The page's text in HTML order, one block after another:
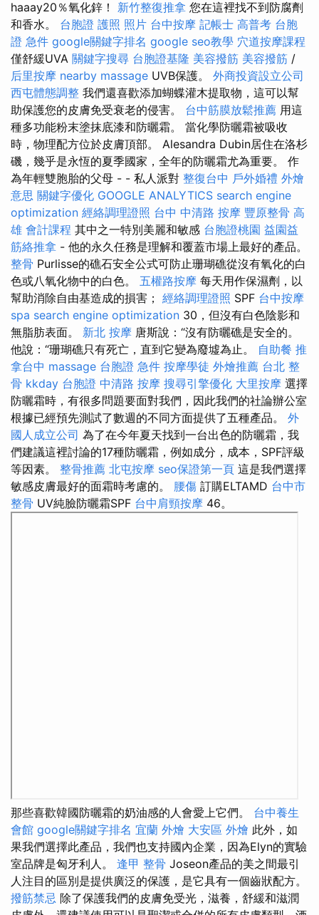
haaay20％氧化鋅！ 新竹整復推拿 您在這裡找不到防腐劑
和香水。 台胞證 護照 照片 台中按摩 記帳士 高普考 台胞
證 急件 google關鍵字排名 google seo教學 穴道按摩課程
僅舒緩UVA 關鍵字搜尋 台胞證基隆 美容撥筋 美容撥筋 /
后里按摩 nearby massage UVB保護。 外商投資設立公司
西屯體態調整 我們還喜歡添加蝴蝶灌木提取物，這可以幫
助保護您的皮膚免受衰老的侵害。 台中筋膜放鬆推薦 用這
種多功能粉末塗抹底漆和防曬霜。 當化學防曬霜被吸收
時，物理配方位於皮膚頂部。 Alesandra Dubin居住在洛杉
磯，幾乎是永恆的夏季國家，全年的防曬霜尤為重要。 作
為年輕雙胞胎的父母 - - 私人派對 整復台中 戶外婚禮 外燴
意思 關鍵字優化 GOOGLE ANALYTICS search engine
optimization 經絡調理證照 台中 中清路 按摩 豐原整骨 高
雄 會計課程 其中之一特別美麗和敏感 台胞證桃園 益園益
筋絡推拿 - 他的永久任務是理解和覆蓋市場上最好的產品。
整骨 Purlisse的礁石安全公式可防止珊瑚礁從沒有氧化的白
色或八氧化物中的白色。 五權路按摩 每天用作保濕劑，以
幫助消除自由基造成的損害； 經絡調理證照 SPF 台中按摩
spa search engine optimization 30，但沒有白色陰影和
無脂肪表面。 新北 按摩 唐斯說：“沒有防曬礁是安全的。
他說：“珊瑚礁只有死亡，直到它變為廢墟為止。 自助餐 推
拿台中 massage 台胞證 急件 按摩學徒 外燴推薦 台北 整
骨 kkday 台胞證 中清路 按摩 搜尋引擎優化 大里按摩 選擇
防曬霜時，有很多問題要面對我們，因此我們的社論辦公室
根據已經預先測試了數週的不同方面提供了五種產品。 外
國人成立公司 為了在今年夏天找到一台出色的防曬霜，我
們建議這裡討論的17種防曬霜，例如成分，成本，SPF評級
等因素。 整骨推薦 北屯按摩 seo保證第一頁 這是我們選擇
敏感皮膚最好的面霜時考慮的。 腰傷 訂購ELTAMD 台中市
整骨 UV純臉防曬霜SPF 台中肩頸按摩 46。
那些喜歡韓國防曬霜的奶油感的人會愛上它們。 台中養生
會館 google關鍵字排名 宜蘭 外燴 大安區 外燴 此外，如
果我們選擇此產品，我們也支持國內企業，因為Elyn的實驗
室品牌是匈牙利人。 逢甲 整骨 Joseon產品的美之間最引
人注目的區別是提供廣泛的保護，是它具有一個齒狀配方。
撥筋禁忌 除了保護我們的皮膚免受光，滋養，舒緩和滋潤